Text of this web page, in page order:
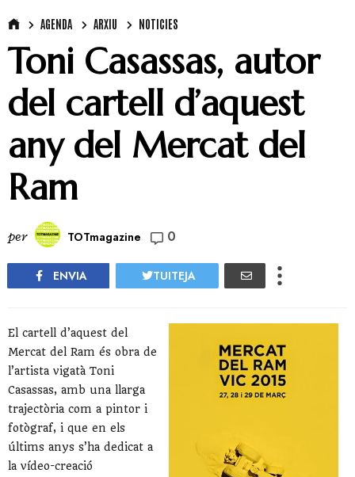
AGENDA ARXIU NOTICIES
Toni Casassas, autor
del cartell d’aquest
any del Mercat del
Ram
per TOTmagazine 0
ENVIA TUITEJA
El cartell d’aquest del
Mercat del Ram és obra de
l’artista vigatà Toni
Casassas, amb una llarga
trajectòria com a pintor i
fotògraf, i que en els
últims anys s’ha dedicat a
la vídeo-creació